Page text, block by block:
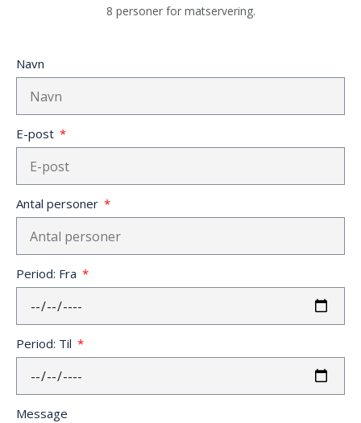
8 personer for matservering.
Navn
E-post
Antal personer
Period: Fra
Period: Til
Message